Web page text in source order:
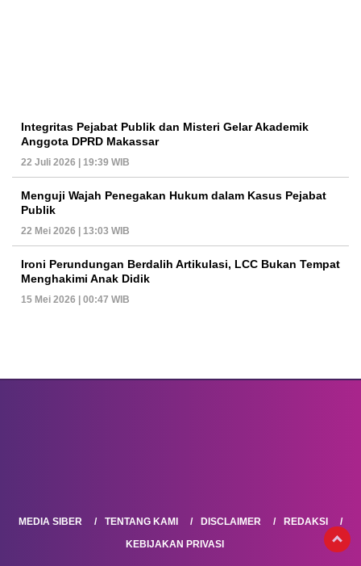
Integritas Pejabat Publik dan Misteri Gelar Akademik
Anggota DPRD Makassar
22 Juli 2026 | 19:39 WIB
Menguji Wajah Penegakan Hukum dalam Kasus Pejabat
Publik
22 Mei 2026 | 13:03 WIB
Ironi Perundungan Berdalih Artikulasi, LCC Bukan Tempat
Menghakimi Anak Didik
15 Mei 2026 | 00:47 WIB
MEDIA SIBER TENTANG KAMI DISCLAIMER
REDAKSI
KEBIJAKAN PRIVASI